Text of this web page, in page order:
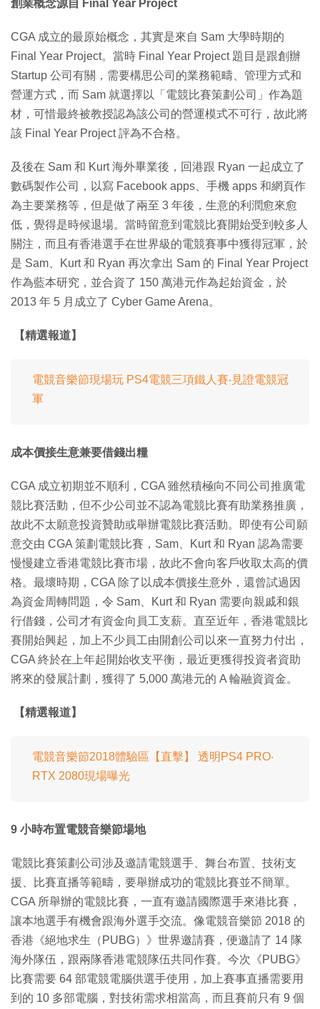
創業概念源自 Final Year Project
CGA 成立的最原始概念，其實是來自 Sam 大學時期的
Final Year Project。當時 Final Year Project 題目是跟創辦
Startup 公司有關，需要構思公司的業務範疇、管理方式和
營運方式，而 Sam 就選擇以「電競比賽策劃公司」作為題
材，可惜最終被教授認為該公司的營運模式不可行，故此將
該 Final Year Project 評為不合格。
及後在 Sam 和 Kurt 海外畢業後，回港跟 Ryan 一起成立了
數碼製作公司，以寫 Facebook apps、手機 apps 和網頁作
為主要業務等，但是做了兩至 3 年後，生意的利潤愈來愈
低，覺得是時候退場。當時留意到電競比賽開始受到較多人
關注，而且有香港選手在世界級的電競賽事中獲得冠軍，於
是 Sam、Kurt 和 Ryan 再次拿出 Sam 的 Final Year Project
作為藍本研究，並合資了 150 萬港元作為起始資金，於
2013 年 5 月成立了 Cyber Game Arena。
【精選報道】
電競音樂節現場玩 PS4電競三項鐵人賽‧見證電競冠
軍
成本價接生意兼要借錢出糧
CGA 成立初期並不順利，CGA 雖然積極向不同公司推廣電
競比賽活動，但不少公司並不認為電競比賽有助業務推廣，
故此不太願意投資贊助或舉辦電競比賽活動。即使有公司願
意交由 CGA 策劃電競比賽，Sam、Kurt 和 Ryan 認為需要
慢慢建立香港電競比賽市場，故此不會向客戶收取太高的價
格。最壞時期，CGA 除了以成本價接生意外，還曾試過因
為資金周轉問題，令 Sam、Kurt 和 Ryan 需要向親戚和銀
行借錢，公司才有資金向員工支薪。直至近年，香港電競比
賽開始興起，加上不少員工由開創公司以來一直努力付出，
CGA 終於在上年起開始收支平衡，最近更獲得投資者資助
將來的發展計劃，獲得了 5,000 萬港元的 A 輪融資資金。
【精選報道】
電競音樂節2018體驗區【直擊】 透明PS4 PRO‧
RTX 2080現場曝光
9 小時布置電競音樂節場地
電競比賽策劃公司涉及邀請電競選手、舞台布置、技術支
援、比賽直播等範疇，要舉辦成功的電競比賽並不簡單。
CGA 所舉辦的電競比賽，一直有邀請國際選手來港比賽，
讓本地選手有機會跟海外選手交流。像電競音樂節 2018 的
香港《絕地求生（PUBG）》世界邀請賽，便邀請了 14 隊
海外隊伍，跟兩隊香港電競隊伍共同作賽。今次《PUBG》
比賽需要 64 部電競電腦供選手使用，加上賽事直播需要用
到的 10 多部電腦，對技術需求相當高，而且賽前只有 9 個